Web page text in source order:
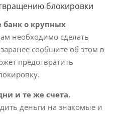
блокировки
о крупных
необходимо сделать
сообщите об этом в
предотвратить
и те же счета.
деньги на знакомые и